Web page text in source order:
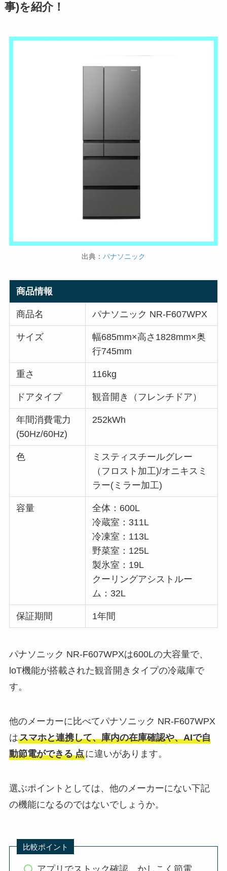
事)を紹介！
出典： パナソニック
商品情報
商品名 パナソニック NR-F607WPX
サイズ
幅685mm×高さ1828mm×奥
行745mm
重さ 116kg
ドアタイプ 観音開き（フレンチドア）
年間消費電力
(50Hz/60Hz)
252kWh
色
ミスティスチールグレー
（フロスト加工)/オニキスミ
ラー(ミラー加工)
容量
全体：600L
冷蔵室：311L
冷凍室：113L
野菜室：125L
製氷室：19L
クーリングアシストルー
ム：32L
保証期間 1年間
パナソニック NR-F607WPXは600Lの大容量で、
loT機能が搭載された観音開きタイプの冷蔵庫で
す。
他のメーカーに比べてパナソニック NR-F607WPX
はスマホと連携して、庫内の在庫確認や、AIで自
動節電ができる 点に違いがあります。
選ぶポイントとしては、他のメーカーにない下記
の機能になるのではないでしょうか。
比較ポイント
アプリでストック確認、かしこく節電